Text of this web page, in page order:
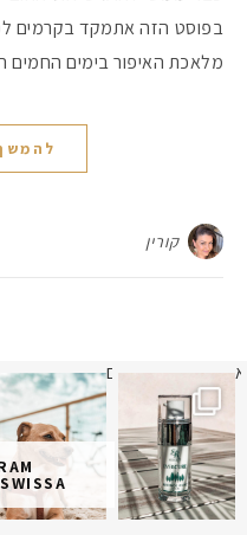
בפוסט הזה אתמקד בקרמים
מלאכת האיפור בימים
קורין
תמונה כבר חודשיים
איזו אהבתם יותר?